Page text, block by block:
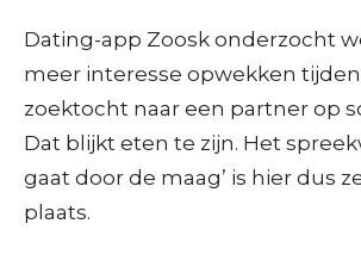
Dating-app Zoosk onderzocht
meer interesse opwekken
zoektocht naar een partner op
Dat blijkt eten te zijn. Het
gaat door de maag’ is hier dus
plaats.